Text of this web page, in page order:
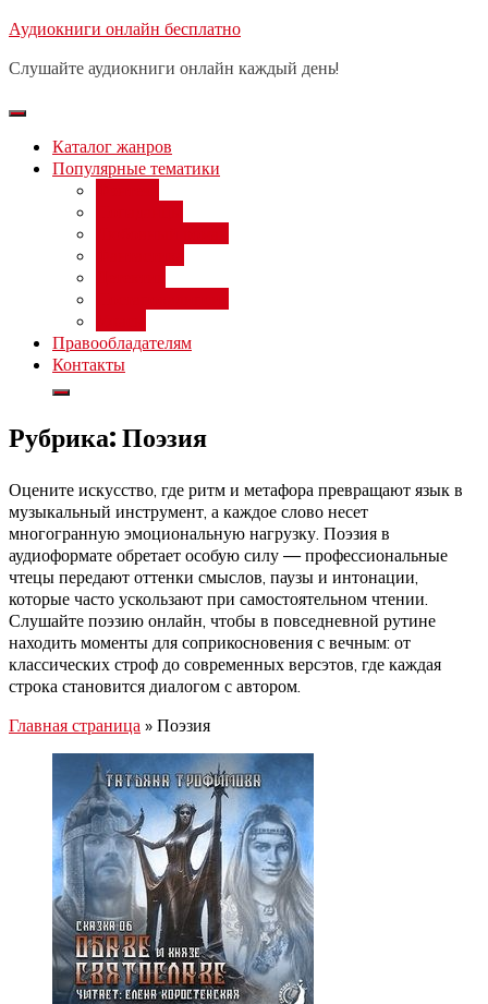
Перейти
содержимому
Аудиокниги онлайн бесплатно
Слушайте аудиокниги онлайн каждый день!
Каталог жанров
Популярные тематики
Правообладателям
Контакты
Рубрика:Поэзия
Оцените искусство, где ритм и метафора превращают язык в
музыкальный инструмент, а каждое слово несет
многогранную эмоциональную нагрузку. Поэзия в
аудиоформате обретает особую силу — профессиональные
чтецы передают оттенки смыслов, паузы и интонации,
которые часто ускользают при самостоятельном чтении.
Слушайте поэзию онлайн, чтобы в повседневной рутине
находить моменты для соприкосновения с вечным: от
классических строф до современных версэтов, где каждая
строка становится диалогом с автором.
Главная страница » Поэзия
Бесплатный вебинар: заработок
день